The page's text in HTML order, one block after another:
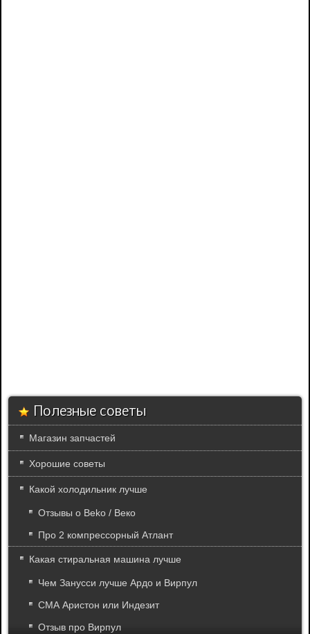
Полезные советы
Магазин запчастей
Хорошие советы
Какой холодильник лучше
Отзывы о Beko / Веко
Про 2 компрессорный Атлант
Какая стиральная машина лучше
Чем Занусси лучше Ардо и Вирпул
СМА Аристон или Индезит
Отзыв про Вирпул